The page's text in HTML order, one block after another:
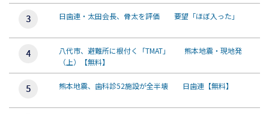
日歯連・太田会長、骨太を評価 要望「ほぼ入った」
八代市、避難所に根付く「TMAT」 熊本地震・現地発
（上）【無料】
熊本地震、歯科診52施設が全半壊 日歯連【無料】